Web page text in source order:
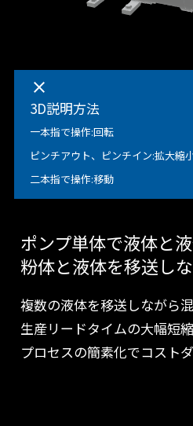
clear
3D説明方法
一本指で操作:回転
ピンチアウト、ピンチイン:拡大縮
二本指で操作:移動
ポンプ単体で液体と液
粉体と液体を移送し
複数の液体を移送しながら混
生産リードタイムの大幅短縮
プロセスの簡素化でコスト